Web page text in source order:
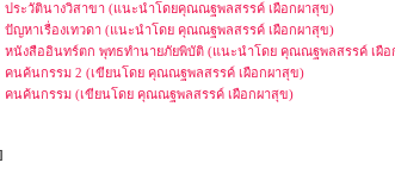
ประวัตินางวิสาขา (แนะนำโดยคุณณฐพลสรรค์ เผือกผาสุข)
ปัญหาเรื่องเทวดา (แนะนำโดย คุณณฐพลสรรค์ เผือกผาสุข)
หนังสืออินทร์ตก พุทธทำนายภัยพิบัติ (แนะนำโดย คุณณฐพลสรรค์ เผือ
คนค้นกรรม 2 (เขียนโดย คุณณฐพลสรรค์ เผือกผาสุข)
คนค้นกรรม (เขียนโดย คุณณฐพลสรรค์ เผือกผาสุข)